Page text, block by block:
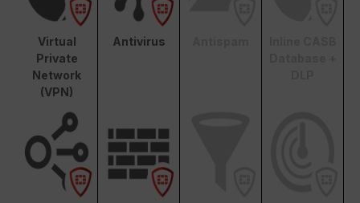
Virtual
Private
Network
(VPN)
Antivirus